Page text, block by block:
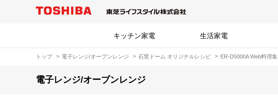
キッチン家電 生活家電
トップ 電子レンジ/オーブンレンジ 石窯ドーム オリジナルレシピ ER-D5000A Web料理集
電子レンジ/オーブンレンジ